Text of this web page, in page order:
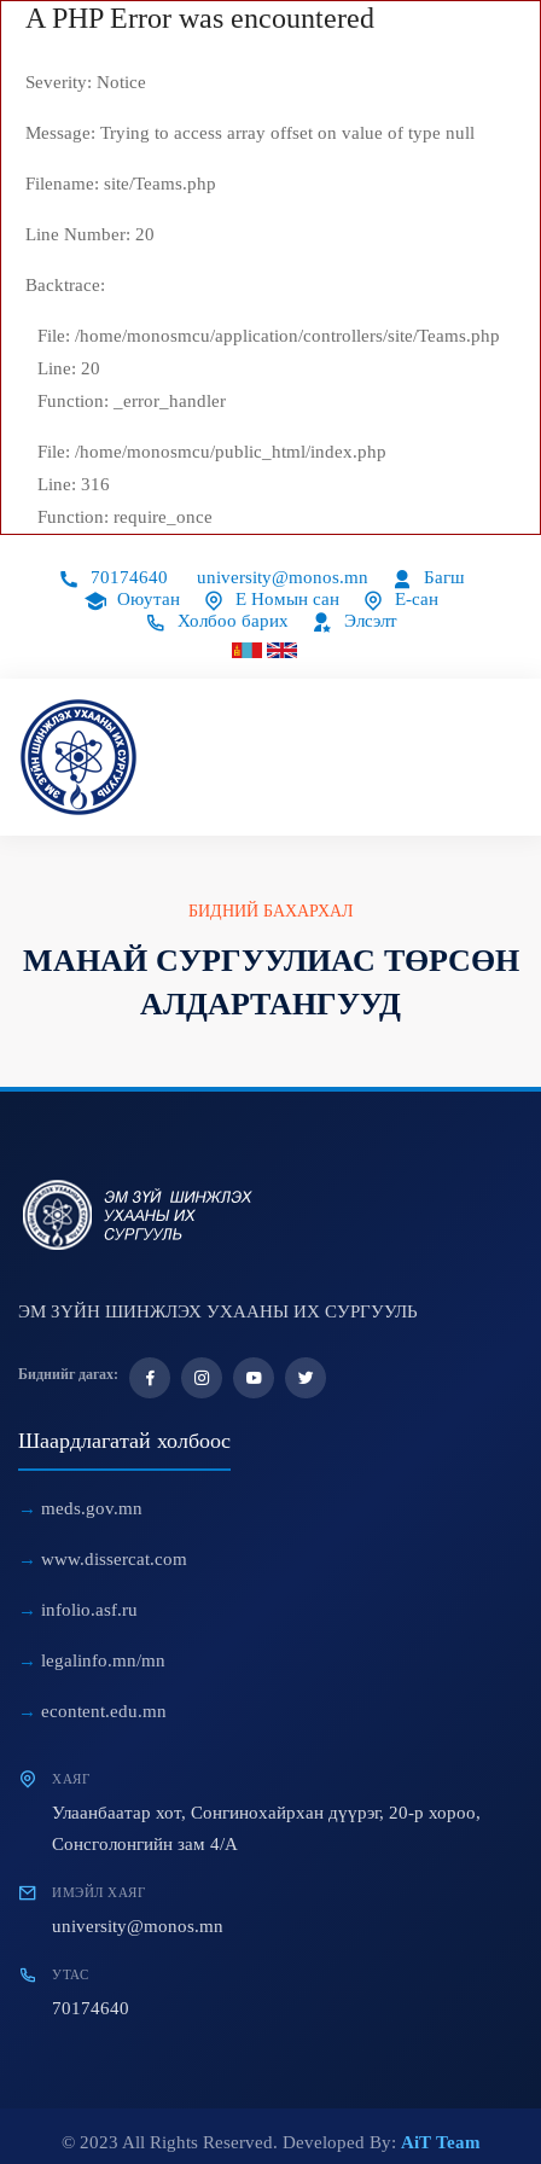
A PHP Error was encountered
Severity: Notice
Message: Trying to access array offset on value of type null
Filename: site/Teams.php
Line Number: 20
Backtrace:
File: /home/monosmcu/application/controllers/site/Teams.php
Line: 20
Function: _error_handler
File: /home/monosmcu/public_html/index.php
Line: 316
Function: require_once
70174640 university@monos.mn
Багш
Оюутан
Е Номын сан
Е-сан
Холбоо барих
Элсэлт
БИДНИЙ БАХАРХАЛ
МАНАЙ СУРГУУЛИАС ТӨРСӨН
АЛДАРТАНГУУД
ЭМ ЗҮЙН ШИНЖЛЭХ УХААНЫ ИХ СУРГУУЛЬ
Биднийг дагах:
Шаардлагатай холбоос
meds.gov.mn
www.dissercat.com
infolio.asf.ru
legalinfo.mn/mn
econtent.edu.mn
ХАЯГ
Улаанбаатар хот, Сонгинохайрхан дүүрэг, 20-р хороо,
Сонсголонгийн зам 4/A
ИМЭЙЛ ХАЯГ
university@monos.mn
УТАС
70174640
© 2023 All Rights Reserved. Developed By: AiT Team